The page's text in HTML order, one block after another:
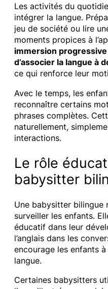
Les activités du
intégrer la langue.
jeu de société ou lire
moments propices à
immersion
d’associer la langue à
ce qui renforce leur
Avec le temps, les
reconnaître certains
phrases complètes.
naturellement,
interactions.
Le rôle
babysitter
Une babysitter bilingue
surveiller les enfants.
éducatif dans leur
l’anglais dans les
encourage les enfants
langue.
Certaines babysitters